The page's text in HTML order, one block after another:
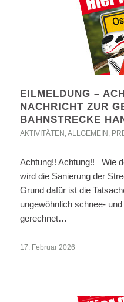
EILMELDUNG –
NACHRICHT ZUR
BAHNSTRECKE
AKTIVITÄTEN ,ALLGEMEIN ,
Achtung!! Achtung!! Wie
wird die Sanierung der
Grund dafür ist die
ungewöhnlich schnee-
gerechnet…
17. Februar 2026